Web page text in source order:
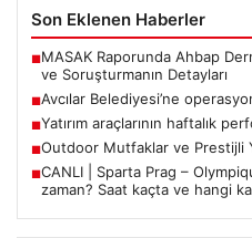
Son Eklenen Haberler
■MASAK Raporunda Ahbap
ve Soruşturmanın Detayları
■Avcılar Belediyesi’ne
■Yatırım araçlarının haftalık
■Outdoor Mutfaklar ve Prestijli
■CANLI | Sparta Prag –
zaman? Saat kaçta ve hangi